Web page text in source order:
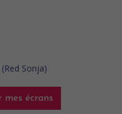
mes écrans